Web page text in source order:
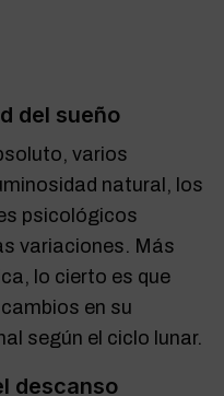
del sueño
varios
natural, los
psicológicos
variaciones. Más
lo cierto es que
en su
según el ciclo lunar.
descanso